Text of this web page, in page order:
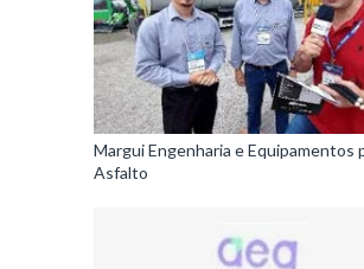
Margui Engenharia e Equipamentos
Asfalto